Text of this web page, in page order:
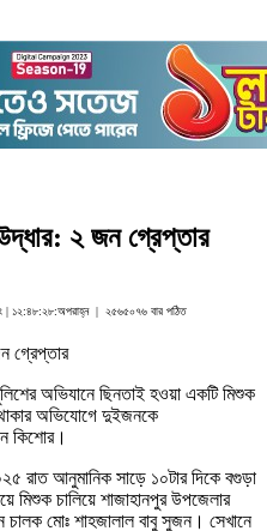
২ জন গ্রেপ্তার
| ১২:৪৮:২৮:অপরাহ্ন | ২৫৬৫০৭৬ বার পঠিত
অভিযানে ছিনতাই হওয়া একটি মিশুক
অভিযোগে দুইজনকে
কিশোর।
রাত আনুমানিক সাড়ে ১০টার দিকে বগুড়া
মিশুক চালিয়ে শাজাহানপুর উপজেলার
চালক মোঃ শাহজালাল বাবু সুজন। সেখানে